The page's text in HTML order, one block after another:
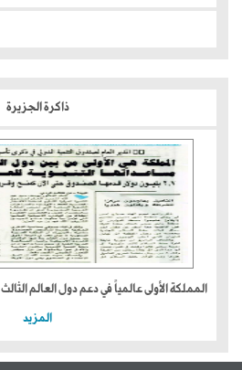
ذاكرة الجزيرة
المملكة الأولى عالمياً في دعم دول العالم الثالث
المزيد